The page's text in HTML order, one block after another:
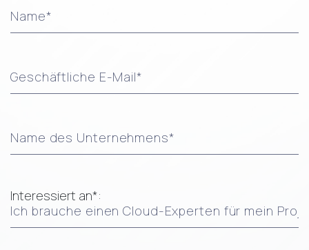
Interessiert an*: